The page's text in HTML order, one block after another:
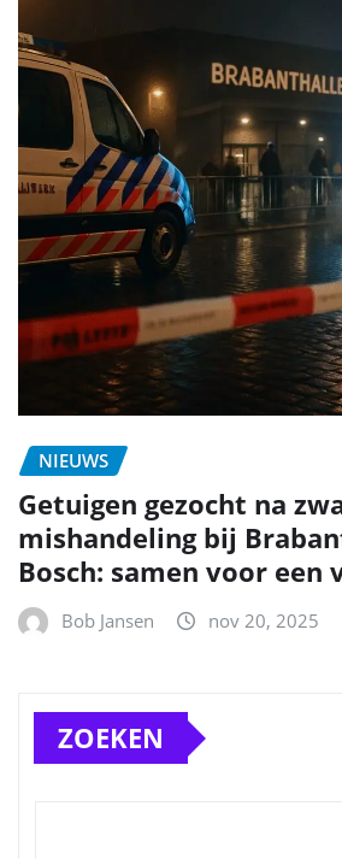
NIEUWS
Getuigen gezocht na
mishandeling bij
Bosch: samen voor een
Bob Jansen nov 20, 2025
ZOEKEN